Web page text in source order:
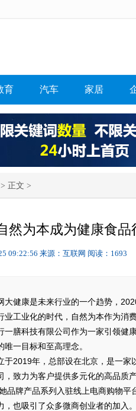
育 汽车 家居
> 正文 >
然为本成为健康食品
09:22:56 来源：互联网 阅读：1693
大健康是未来行业的一个趋势，
业工业化的时代，自然为本作为消
一膳科技有限公司作为一家引领健
一目标和至高理念。
2019年，总部设在北京，是一家
致力为客户提供多元化的高品质
品牌产品系列入驻线上电商购物平
也吸引了众多微商创业者的加入。